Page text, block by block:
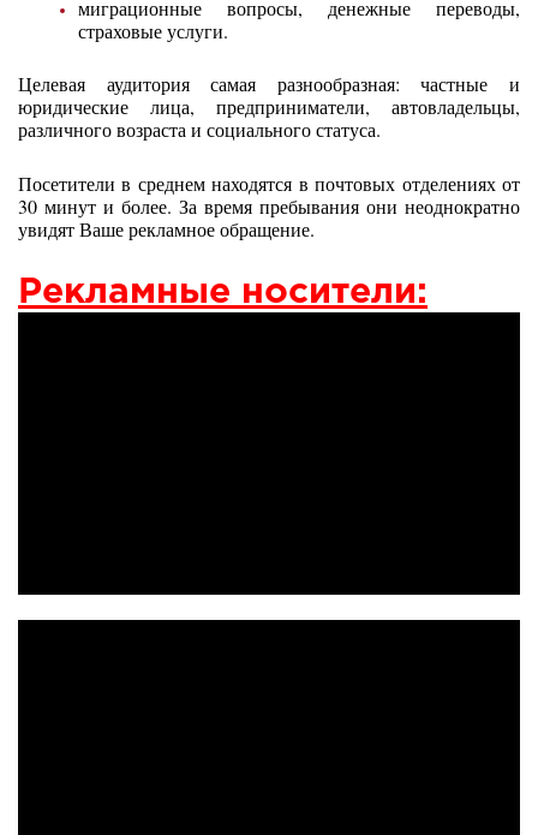
миграционные вопросы, денежные переводы,
страховые услуги.
Целевая аудитория самая разнообразная: частные и
юридические лица, предприниматели, автовладельцы,
различного возраста и социального статуса.
Посетители в среднем находятся в почтовых отделениях от
30 минут и более. За время пребывания они неоднократно
увидят Ваше рекламное обращение.
Рекламные носители: